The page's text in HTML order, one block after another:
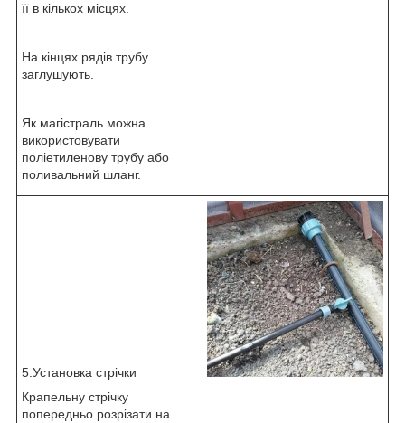
її в кількох місцях.
На кінцях рядів трубу
заглушують.
Як магістраль можна
використовувати
поліетиленову трубу або
поливальний шланг.
5.Установка стрічки
Крапельну стрічку
попередньо розрізати на